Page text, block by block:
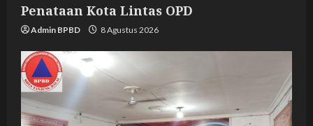
Penataan Kota Lintas OPD
Admin BPBD 8 Agustus 2026